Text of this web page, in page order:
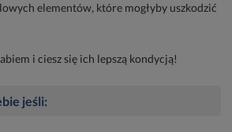
elementów, które mogłyby uszkodzić
i ciesz się ich lepszą kondycją!
jeśli: